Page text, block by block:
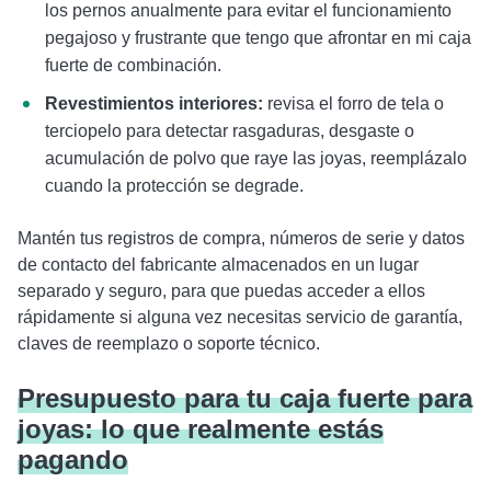
los pernos anualmente para evitar el funcionamiento
pegajoso y frustrante que tengo que afrontar en mi caja
fuerte de combinación.
Revestimientos interiores: revisa el forro de tela o
terciopelo para detectar rasgaduras, desgaste o
acumulación de polvo que raye las joyas, reemplázalo
cuando la protección se degrade.
Mantén tus registros de compra, números de serie y datos
de contacto del fabricante almacenados en un lugar
separado y seguro, para que puedas acceder a ellos
rápidamente si alguna vez necesitas servicio de garantía,
claves de reemplazo o soporte técnico.
Presupuesto para tu caja fuerte para
joyas: lo que realmente estás
pagando